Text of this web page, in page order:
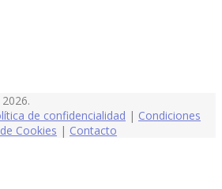
de confidencialidad | Condiciones
Cookies | Contacto